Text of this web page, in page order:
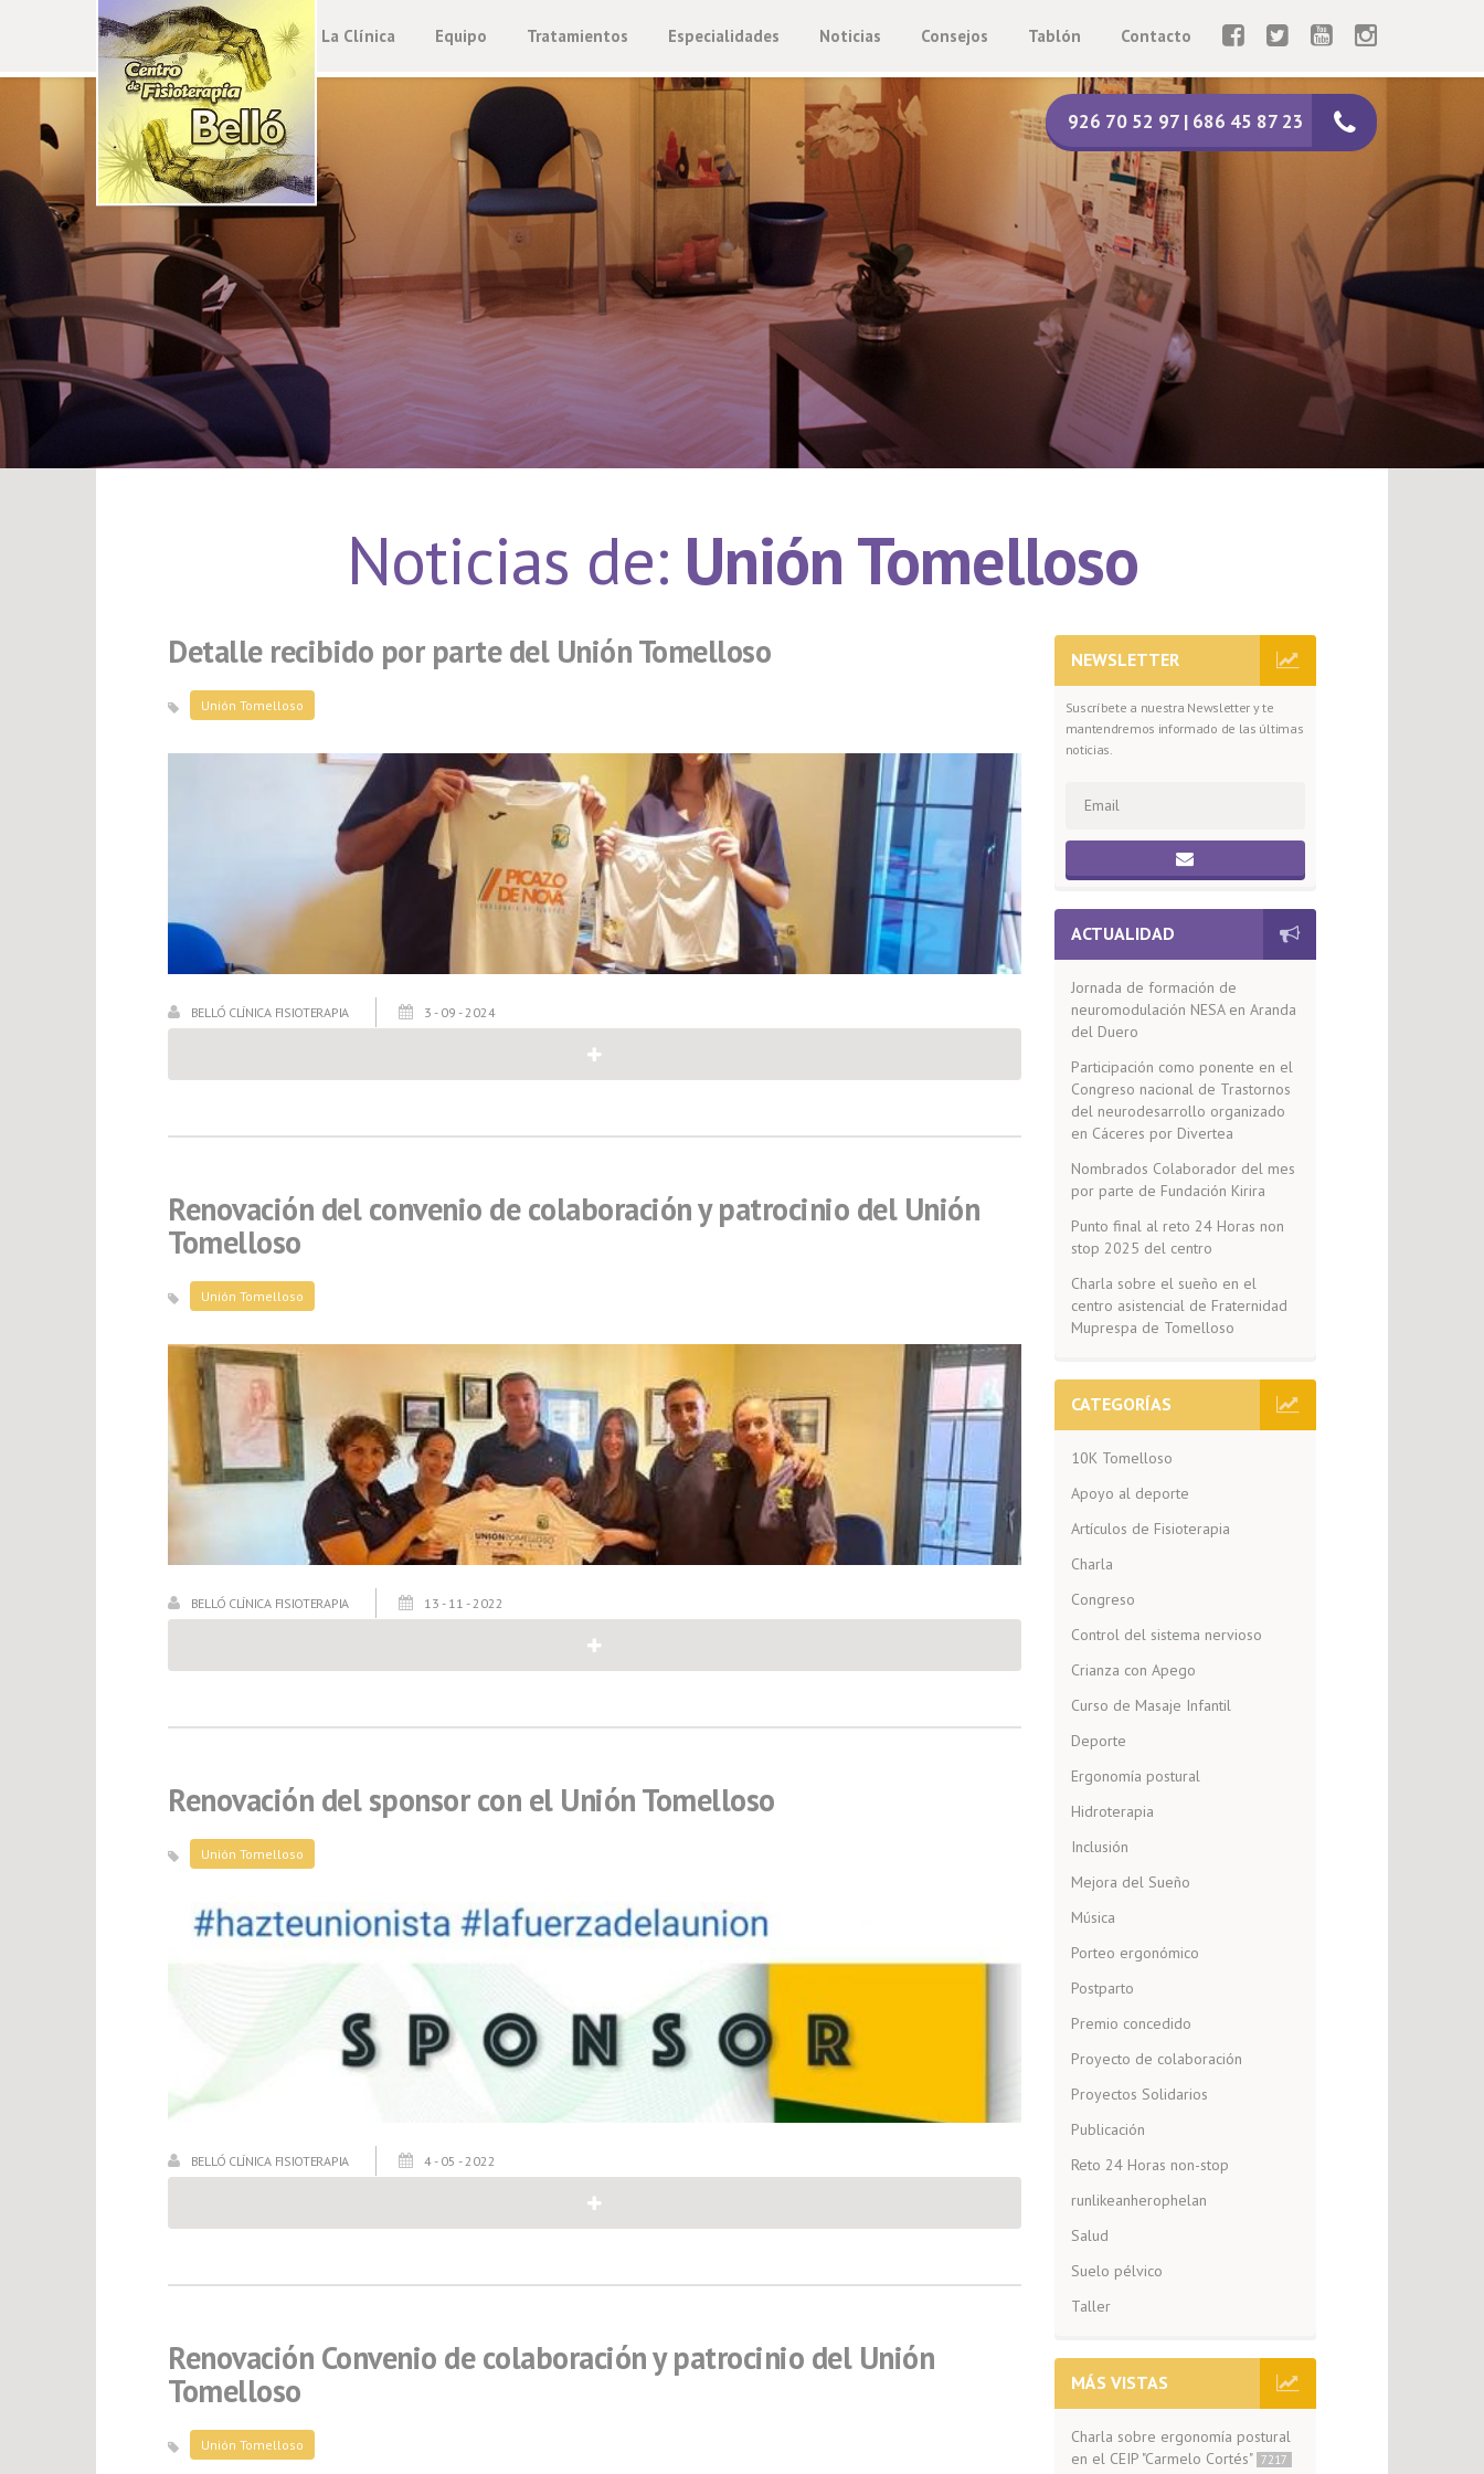
La Clínica Equipo Tratamientos Especialidades Noticias Consejos Tablón Contacto
926 70 52 97 | 686 45 87 23
Noticias de: Unión Tomelloso
Detalle recibido por parte del Unión Tomelloso
Unión Tomelloso
BELLÓ CLÍNICA FISIOTERAPIA 3 - 09 - 2024
Renovación del convenio de colaboración y patrocinio del Unión
Tomelloso
Unión Tomelloso
BELLÓ CLÍNICA FISIOTERAPIA 13 - 11 - 2022
Renovación del sponsor con el Unión Tomelloso
Unión Tomelloso
BELLÓ CLÍNICA FISIOTERAPIA 4 - 05 - 2022
Renovación Convenio de colaboración y patrocinio del Unión
Tomelloso
Unión Tomelloso
NEWSLETTER
Suscríbete a nuestra Newsletter y te
mantendremos informado de las últimas
noticias.
ACTUALIDAD
Jornada de formación de
neuromodulación NESA en Aranda
del Duero
Participación como ponente en el
Congreso nacional de Trastornos
del neurodesarrollo organizado
en Cáceres por Divertea
Nombrados Colaborador del mes
por parte de Fundación Kirira
Punto final al reto 24 Horas non
stop 2025 del centro
Charla sobre el sueño en el
centro asistencial de Fraternidad
Muprespa de Tomelloso
CATEGORÍAS
10K Tomelloso
Apoyo al deporte
Artículos de Fisioterapia
Charla
Congreso
Control del sistema nervioso
Crianza con Apego
Curso de Masaje Infantil
Deporte
Ergonomía postural
Hidroterapia
Inclusión
Mejora del Sueño
Música
Porteo ergonómico
Postparto
Premio concedido
Proyecto de colaboración
Proyectos Solidarios
Publicación
Reto 24 Horas non-stop
runlikeanherophelan
Salud
Suelo pélvico
Taller
MÁS VISTAS
Charla sobre ergonomía postural
en el CEIP "Carmelo Cortés" 7217